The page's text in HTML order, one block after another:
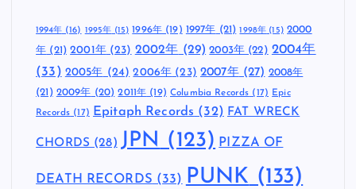
1994年(16) 1995年 (15) 1996年(19) 1997年 (21) 1998年 (15) 2000
年 (21) 2001年(23) 2002年 (29) 2003年 (22) 2004年
(33) 2005年 (24) 2006年 (23) 2007年(27) 2008年
(21) 2009年 (20) 2011年 (19) Columbia Records (17) Epic
Records (17) Epitaph Records (32) FAT WRECK
CHORDS (28) JPN (123) PIZZA OF
DEATH RECORDS (33) PUNK (133)